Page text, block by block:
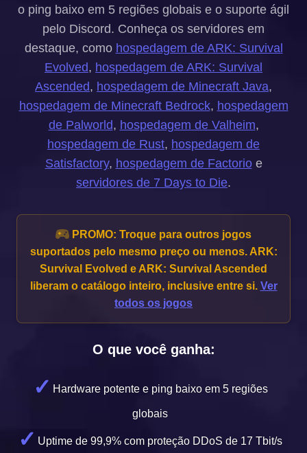
o ping baixo em 5 regiões globais e o suporte ágil
pelo Discord. Conheça os servidores em
destaque, como hospedagem de ARK: Survival
Evolved, hospedagem de ARK: Survival
Ascended, hospedagem de Minecraft Java,
hospedagem de Minecraft Bedrock, hospedagem
de Palworld, hospedagem de Valheim,
hospedagem de Rust, hospedagem de
Satisfactory, hospedagem de Factorioe
servidores de 7 Days to Die.
PROMO: Troque para outros jogos
suportados pelo mesmo preço ou menos. ARK:
Survival Evolved e ARK: Survival Ascended
liberam o catálogo inteiro, inclusive entre si. Ver
todos os jogos
O que você ganha:
Hardware potente e ping baixo em 5 regiões
globais
Uptime de 99,9% com proteção DDoS de 17 Tbit/s